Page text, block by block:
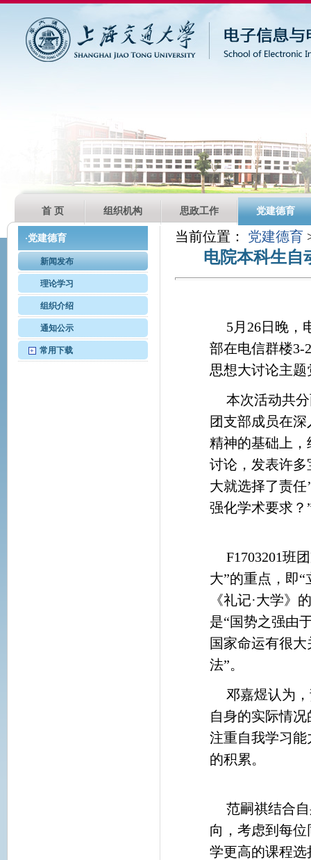
首 页 组织机构 思政工作 党建德育
·党建德育
新闻发布
理论学习
组织介绍
通知公示
+ 常用下载
当前位置： 党建德育
电院本科生自
5月26日晚，
部在电信群楼3-
思想大讨论主
本次活动共
团支部成员在
精神的基础上，
讨论，发表许多
大就选择了责任
强化学术要求？
F1703201班
大”的重点，即
《礼记·大学》
是“国势之强由
国家命运有很
法”。
邓嘉煜认为
自身的实际情
注重自我学习
的积累。
范嗣祺结合
向，考虑到每
学更高的课程